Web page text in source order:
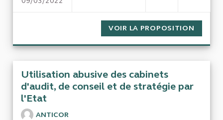
VOIR LA PROPOSITION
Utilisation abusive des cabinets
d'audit, de conseil et de stratégie par
l'Etat
ANTICOR